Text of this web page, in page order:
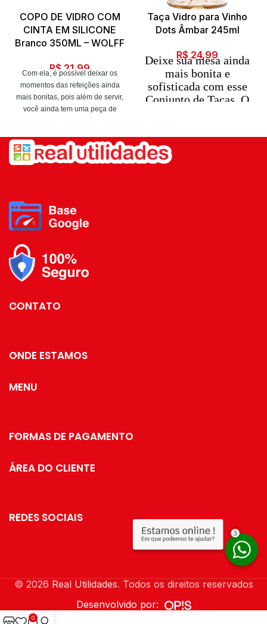
COPO DE VIDRO COM
CINTA EM SILICONE
Branco 350ML – WOLFF
R$ 21,99
Com ela, é possível deixar os
momentos das refeições ainda
mais bonitas, pois além de servir,
você ainda tem uma peça de
almoço, lanche da tarde ou jantar.
Ela é elegante, conta com um
Dimensões: 9 x 9 x 10cm.
Material: Vidro com Cinta em
Silicone.
Taça Vidro para Vinho
Dots Âmbar 245ml
R$ 24,99
Deixe sua mesa ainda
mais bonita e
sofisticada com esse
Conjunto de Taças. O
itens de qualidade e
sofisticação. A
apresentação durante
CONTATO
ONDE ESTAMOS
MENU
FORMAS DE PAGAMENTO
ÁREA DO CLIENTE
REDES SOCIAIS
© 2026 Real Utilidades. Todos os direitos reservados
Desenvolvido por:
0